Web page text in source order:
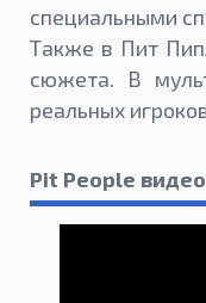
специальными
Также в Пит
сюжета. В
реальных
Pit People